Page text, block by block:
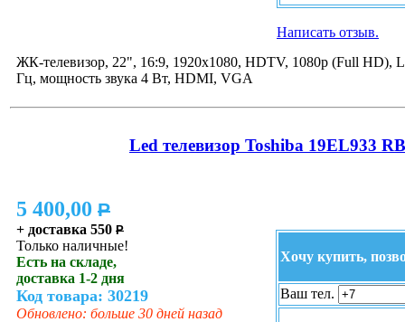
Написать отзыв.
ЖК-телевизор, 22", 16:9, 1920x1080, HDTV, 1080p (Full HD),
Гц, мощность звука 4 Вт, HDMI, VGA
Led телевизор Toshiba 19EL933 RB
5 400,00 P
+ доставка 550 P
Только наличные!
Есть на складе,
доставка 1-2 дня
Код товара: 30219
Обновлено: больше 30 дней назад
Хочу купить,
Ваш тел.